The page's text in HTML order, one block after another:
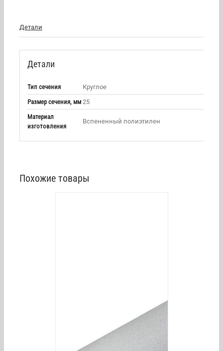
Детали
Детали
Тип сечения
Круглое
Размер сечения, мм 25
Материал
изготовления
Вспененный полиэтилен
Похожие товары